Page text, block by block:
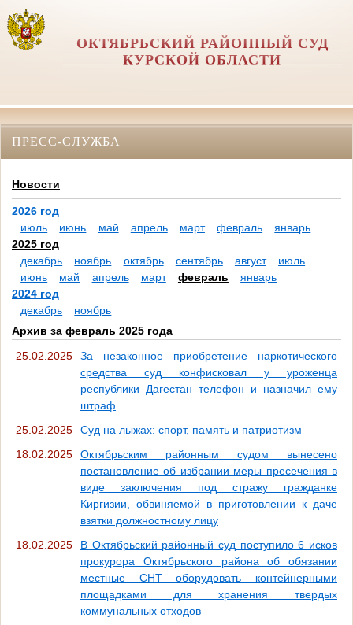
ОКТЯБРЬСКИЙ РАЙОННЫЙ СУД
КУРСКОЙ ОБЛАСТИ
ПРЕСС-СЛУЖБА
Новости
2026 год
июль
июнь май апрель март февраль
январь
2025 год
декабрь
ноябрь октябрь сентябрь август
июль
июнь
май апрель март февраль
январь
2024 год
декабрь
ноябрь
Архив за февраль 2025 года
25.02.2025
За незаконное приобретение наркотического
средства суд конфисковал у уроженца
республики Дагестан телефон и назначил ему
штраф
25.02.2025
Суд на лыжах: спорт, память и патриотизм
18.02.2025
Октябрьским районным судом вынесено
постановление об избрании меры пресечения в
виде заключения под стражу гражданке
Киргизии, обвиняемой в приготовлении к даче
взятки должностному лицу
18.02.2025
В Октябрьский районный суд поступило 6 исков
прокурора Октябрьского района об обязании
местные СНТ оборудовать контейнерными
площадками для хранения твердых
коммунальных отходов